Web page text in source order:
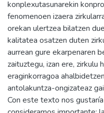
konplexutasunarekin
fenomenoen izaera
orekan ulertzea bilatzen
kalitatea osatzen duten
aurrean gure ekarpenaren
zaituztegu, izan ere, zirkulu
eraginkorragoa
antolakuntza-ongizateaz
Con este texto nos